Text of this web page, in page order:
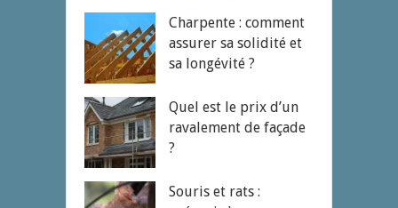
Charpente : comment
assurer sa solidité et
sa longévité ?
Quel est le prix d’un
ravalement de façade
?
Souris et rats :